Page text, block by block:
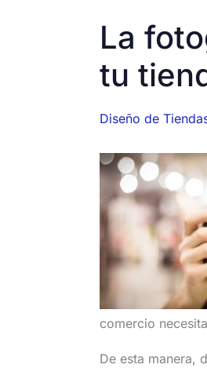
La
tu
Diseño de
comercio
De esta manera,